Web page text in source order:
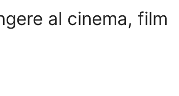
al cinema, film